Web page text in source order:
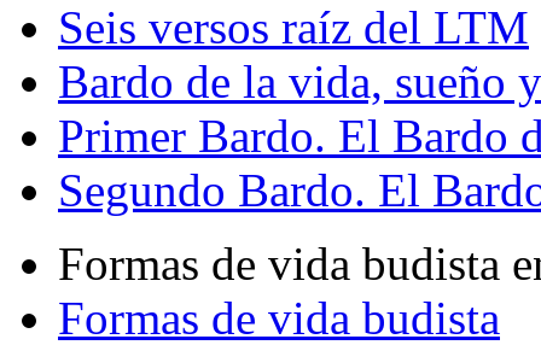
Seis versos raíz del LTM
Bardo de la vida, sueño
Primer Bardo. El Bardo
Segundo Bardo. El
Formas de vida budista
Formas de vida budista